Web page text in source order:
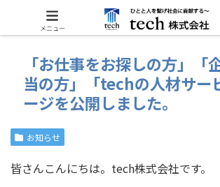
お知らせ
「お仕事をお探しの方」「
当の方」「techの人材サー
ージを公開しました。
お知らせ
皆さんこんにちは。tech株式会社です。
メニュー